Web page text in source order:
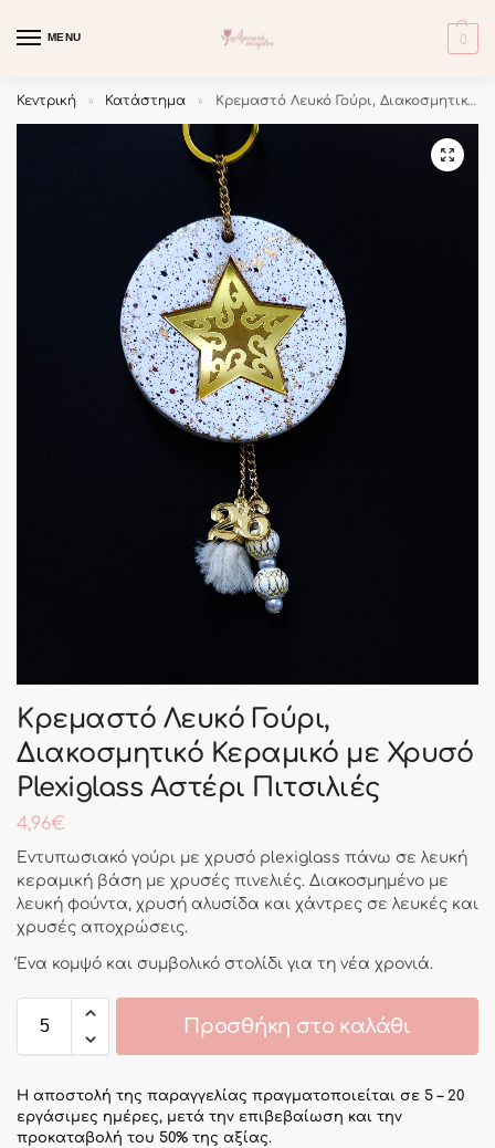
MENU 0
Κεντρική » Κατάστημα » Κρεμαστό Λευκό Γούρι, Διακοσμητικό Κεραμικό με Χρυσό Plexiglass Αστέρι Πιτσιλιές
Κρεμαστό Λευκό Γούρι,
Διακοσμητικό Κεραμικό με Χρυσό
Plexiglass Αστέρι Πιτσιλιές
4,96€
Εντυπωσιακό γούρι με χρυσό plexiglass πάνω σε λευκή
κεραμική βάση με χρυσές πινελιές. Διακοσμημένο με
λευκή φούντα, χρυσή αλυσίδα και χάντρες σε λευκές και
χρυσές αποχρώσεις.
Ένα κομψό και συμβολικό στολίδι για τη νέα χρονιά.
Προσθήκη στο καλάθι
Η αποστολή της παραγγελίας πραγματοποιείται σε 5 – 20
εργάσιμες ημέρες, μετά την επιβεβαίωση και την
προκαταβολή του 50% της αξίας.